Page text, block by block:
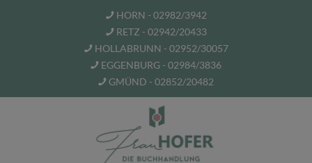
HORN - 02982/3942
RETZ - 02942/20433
HOLLABRUNN - 02952/30057
EGGENBURG - 02984/3836
GMÜND - 02852/20482